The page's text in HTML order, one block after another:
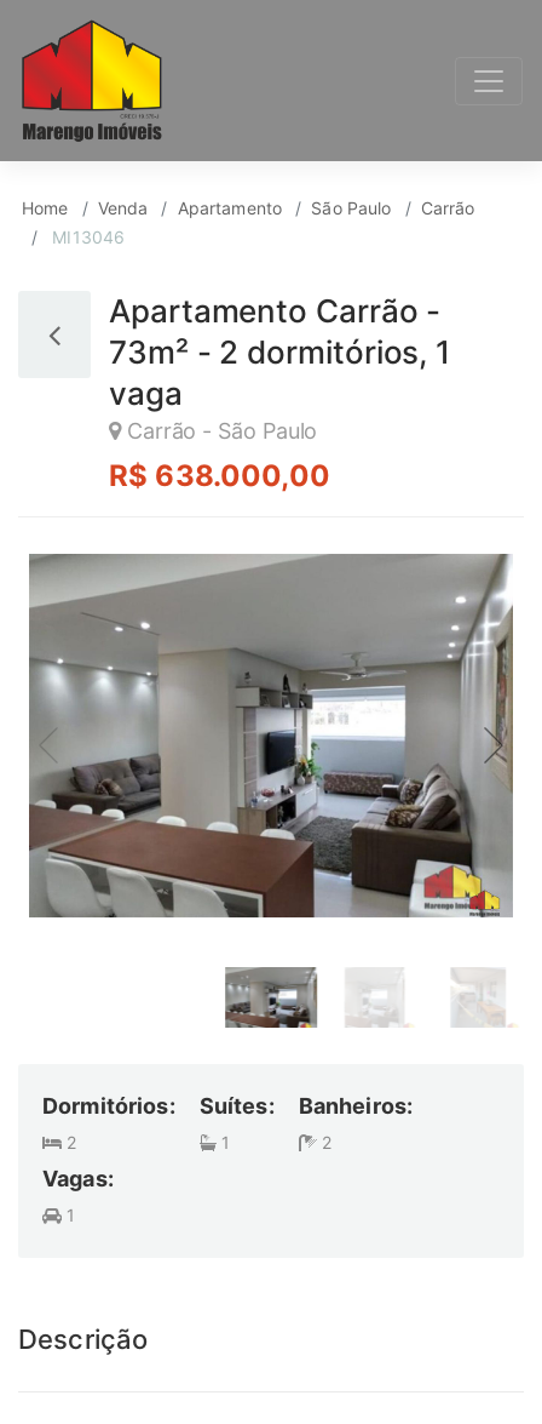
Apartamento para
Home Venda Apartamento São Paulo
Carrão
MI13046
Apartamento Carrão -
73m² - 2 dormitórios, 1
vaga
Carrão - São Paulo
R$ 638.000,00
Dormitórios:
2
Suítes:
1
Banheiros:
2
Vagas:
1
Descrição